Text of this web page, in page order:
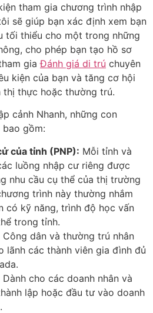
tham gia chương trình nhập
sẽ giúp bạn xác định xem bạn
tối thiểu cho một trong những
cho phép bạn tạo hồ sơ
giaĐánh giá di trú chuyên
kiện của bạn và tăng cơ hội
thực hoặc thường trú.
cảnh Nhanh, những con
gồm:
của tỉnh (PNP): Mỗi tỉnh và
luồng nhập cư riêng được
nhu cầu cụ thể của thị trường
trình này thường nhắm
có kỹ năng, trình độ học vấn
trong tỉnh.
Công dân và thường trú nhân
lãnh các thành viên gia đình đủ
Dành cho các doanh nhân và
lập hoặc đầu tư vào doanh